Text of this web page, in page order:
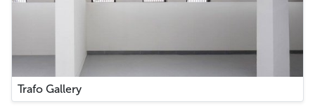
Trafo Gallery